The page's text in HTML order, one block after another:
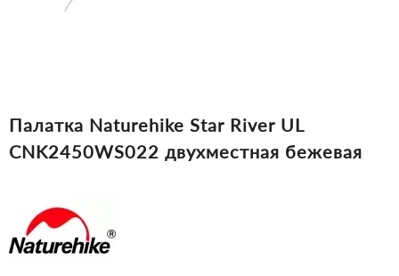
Палатка Naturehike Star River UL
CNK2450WS022 двухместная бежевая